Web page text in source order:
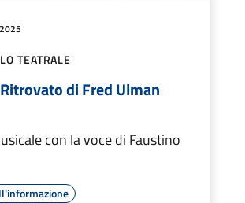
TEATRALE
di Fred Ulman
con la voce di Faustino